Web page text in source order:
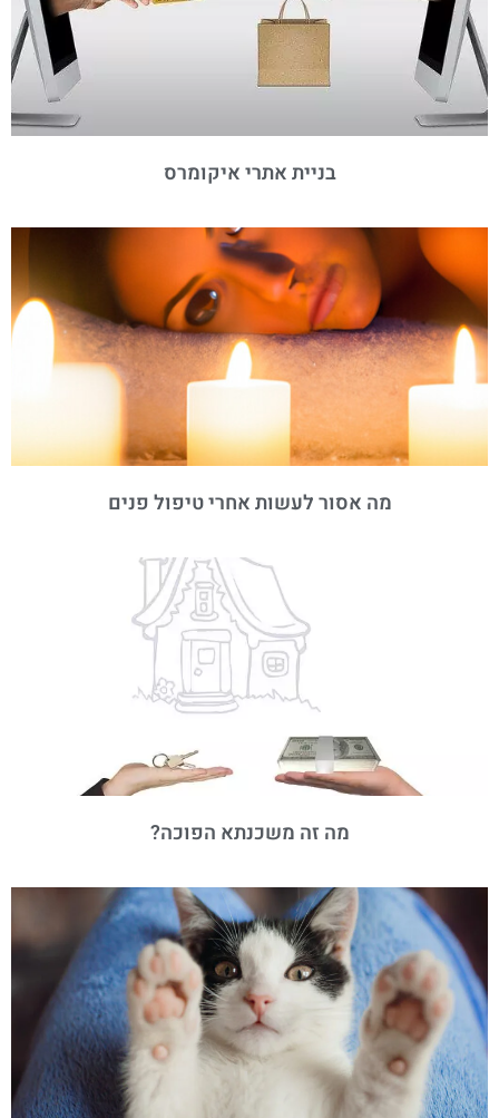
בניית אתרי איקומרס
מה אסור לעשות אחרי טיפול פנים
מה זה משכנתא הפוכה?